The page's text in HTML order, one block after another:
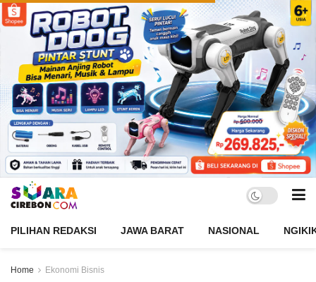
PILIHAN REDAKSI JAWA BARAT NASIONAL
Home Ekonomi Bisnis